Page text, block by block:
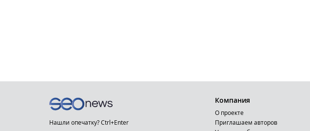
Нашли опечатку? Ctrl+Enter
Компания
О проекте
Приглашаем авторов